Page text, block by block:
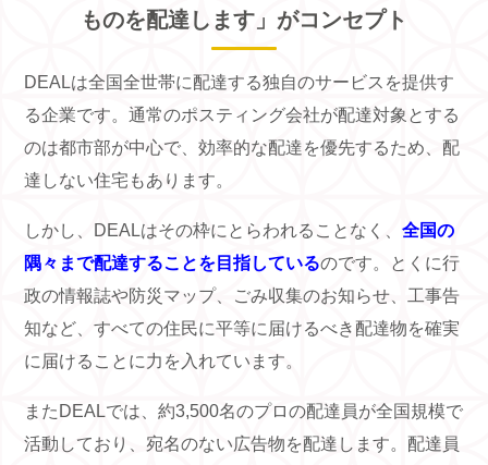
ものを配達します」がコンセプト
DEALは全国全世帯に配達する独自のサービスを提供す
る企業です。通常のポスティング会社が配達対象とする
のは都市部が中心で、効率的な配達を優先するため、配
達しない住宅もあります。
しかし、DEALはその枠にとらわれることなく、 全国の
隅々まで配達することを目指しているのです。とくに行
政の情報誌や防災マップ、ごみ収集のお知らせ、工事告
知など、すべての住民に平等に届けるべき配達物を確実
に届けることに力を入れています。
またDEALでは、約3,500名のプロの配達員が全国規模で
活動しており、宛名のない広告物を配達します。配達員